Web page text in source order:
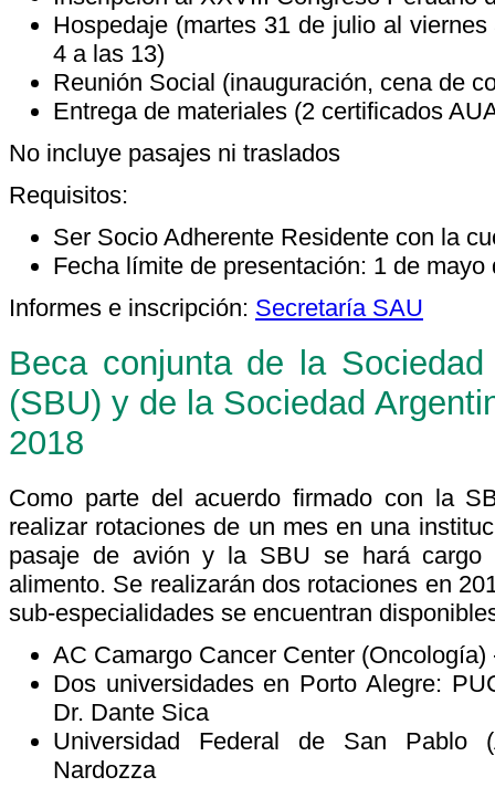
Hospedaje (martes 31 de julio al
4 a las 13)
Reunión Social (inauguración, cena de
Entrega de materiales (2 certificados
No incluye pasajes ni traslados
Requisitos:
Ser Socio Adherente Residente con la
Fecha límite de presentación: 1 de mayo
Informes e inscripción: Secretaría SAU
Beca conjunta de la
(SBU) y de la Sociedad
2018
Como parte del acuerdo firmado con la
realizar rotaciones de un mes en una
pasaje de avión y la SBU se hará
alimento. Se realizarán dos rotaciones en
sub-especialidades se encuentran
AC Camargo Cancer Center (Oncología)
Dos universidades en Porto Alegre:
Dr. Dante Sica
Universidad Federal de San Pablo
Nardozza